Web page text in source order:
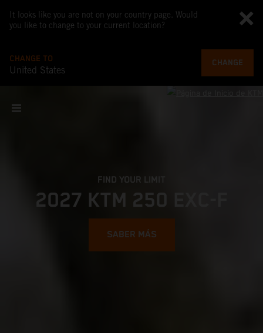
It looks like you are not on your country page. Would
you like to change to your current location?
CHANGE TO
United States
CHANGE
FIND YOUR LIMIT
2027 KTM 250 EXC-F
SABER MÁS